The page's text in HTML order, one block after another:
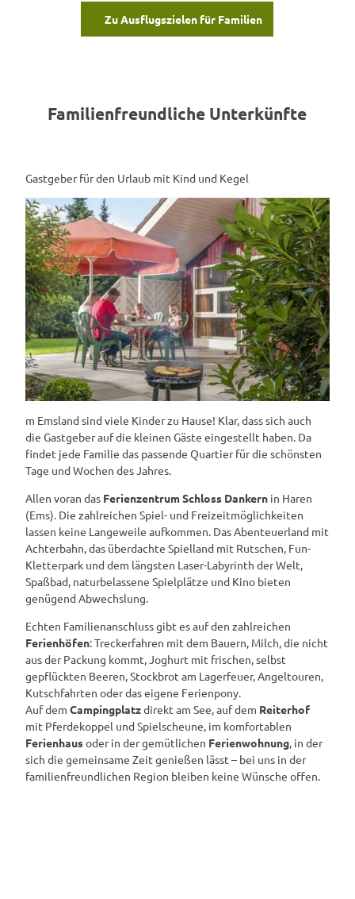
Zu Ausflugszielen für Familien
Familienfreundliche Unterkünfte
Gastgeber für den Urlaub mit Kind und Kegel
m Emsland sind viele Kinder zu Hause! Klar, dass sich auch
die Gastgeber auf die kleinen Gäste eingestellt haben. Da
findet jede Familie das passende Quartier für die schönsten
Tage und Wochen des Jahres.
Allen voran das Ferienzentrum Schloss Dankern in Haren
(Ems). Die zahlreichen Spiel- und Freizeitmöglichkeiten
lassen keine Langeweile aufkommen. Das Abenteuerland mit
Achterbahn, das überdachte Spielland mit Rutschen, Fun-
Kletterpark und dem längsten Laser-Labyrinth der Welt,
Spaßbad, naturbelassene Spielplätze und Kino bieten
genügend Abwechslung.
Echten Familienanschluss gibt es auf den zahlreichen
Ferienhöfen: Treckerfahren mit dem Bauern, Milch, die nicht
aus der Packung kommt, Joghurt mit frischen, selbst
gepflückten Beeren, Stockbrot am Lagerfeuer, Angeltouren,
Kutschfahrten oder das eigene Ferienpony.
Auf dem Campingplatzdirekt am See, auf dem Reiterhof
mit Pferdekoppel und Spielscheune, im komfortablen
Ferienhausoder in der gemütlichen Ferienwohnung, in der
sich die gemeinsame Zeit genießen lässt – bei uns in der
familienfreundlichen Region bleiben keine Wünsche offen.